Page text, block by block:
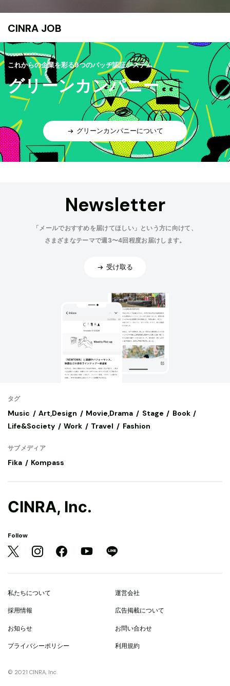
CINRA JOB
これからの企業を彩る9つのバッヂ認証システム
グリーンカンパニー
グリーンカンパニーについて
Newsletter
「メールでおすすめを届けてほしい」という方に向けて、
さまざまなテーマで週3〜4回程度お届けします。
受け取る
タグ
Music Art,Design Movie,Drama Stage
Book
Life&Society
Work Travel Fashion
サブメディア
Fika Kompass
CINRA, Inc.
Follow
私たちについて 運営会社
採用情報 広告掲載について
お知らせ お問い合わせ
プライバシーポリシー 利用規約
© 2021 CINRA, Inc.